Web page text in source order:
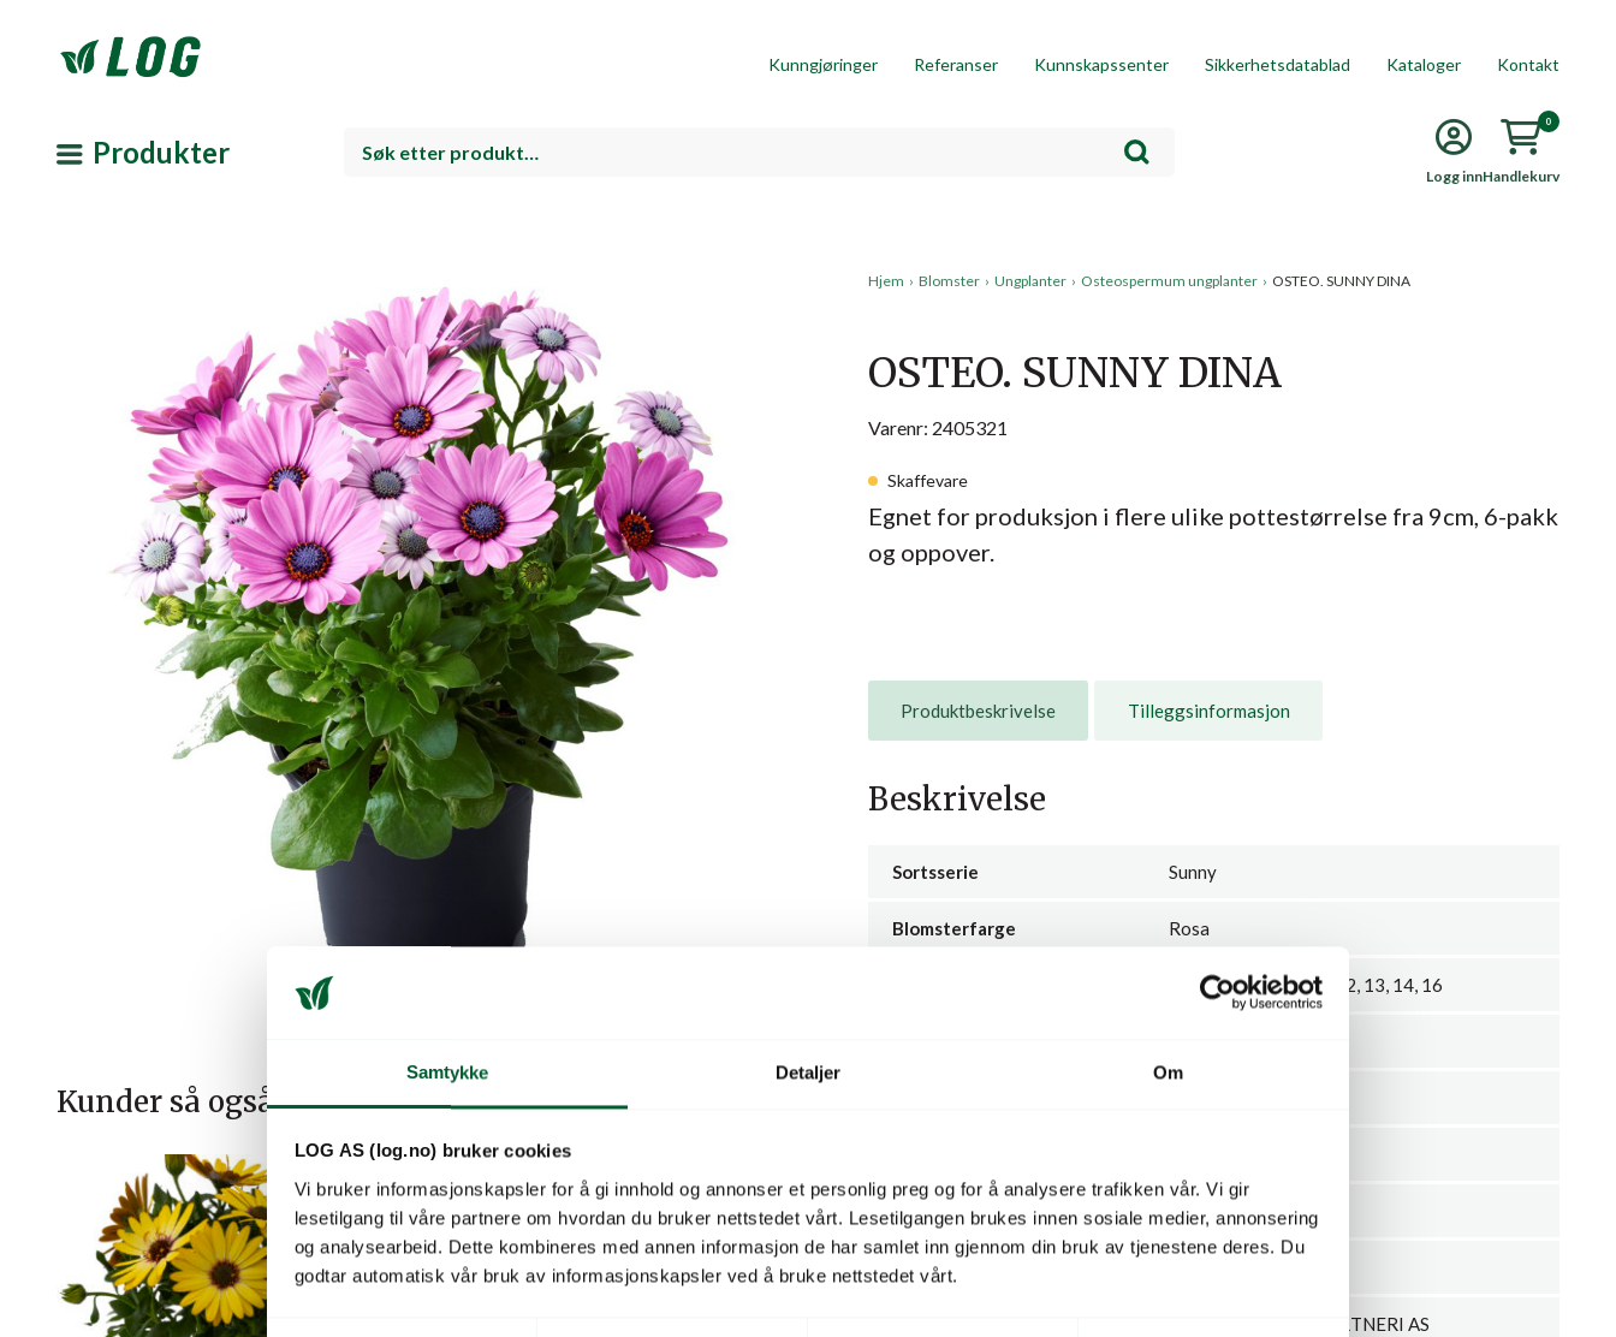
Samtykke Detaljer Om
LOG AS (log.no) bruker cookies
Vi bruker informasjonskapsler for å gi innhold og annonser et personlig preg og for å analysere trafikken vår. Vi gir
lesetilgang til våre partnere om hvordan du bruker nettstedet vårt. Lesetilgangen brukes innen sosiale medier, annonsering
og analysearbeid. Dette kombineres med annen informasjon de har samlet inn gjennom din bruk av tjenestene deres. Du
godtar automatisk vår bruk av informasjonskapsler ved å bruke nettstedet vårt.
Kunngjøringer Referanser Kunnskapssenter Sikkerhetsdatablad Kataloger Kontakt
Produkter
Logg innHandlekurv
0
Kunder så også på
Hjem › Blomster › Ungplanter › Osteospermum ungplanter › OSTEO. SUNNY DINA
OSTEO. SUNNY DINA
Varenr: 2405321
Skaffevare
Egnet for produksjon i flere ulike pottestørrelse fra 9cm, 6-pakk
og oppover.
Produktbeskrivelse Tilleggsinformasjon
Beskrivelse
Sortsserie Sunny
Blomsterfarge Rosa
2, 5, 6, 7, 8, 9, 10, 11, 12, 13, 14, 16
Salgsenhet Rotet stikling
Leverandørs varenummer
J. KRISTIANSENS GARTNERI AS